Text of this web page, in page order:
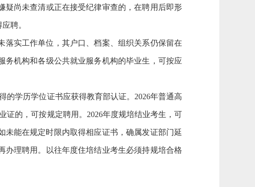
尚未查清或正在接受纪律审查的，在聘用后即形
聘。
实工作单位，其户口、档案、组织关系仍保留在
务机构和各级公共就业服务机构的毕业生，可按应
学历学位证书应获得教育部认证。2026年普通高
证的，可按规定聘用。2026年度规培结业考生，可
未能在规定时限内取得相应证书，确属发证部门延
理聘用。以往年度住培结业考生必须持规培合格